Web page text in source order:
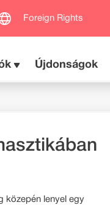
Foreign Rights
Újdonságok
közepén lenyel egy